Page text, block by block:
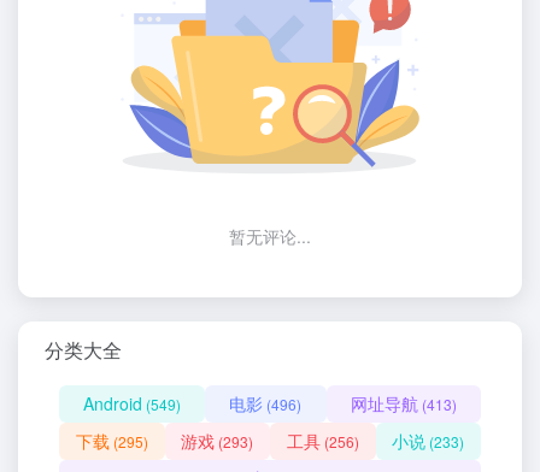
暂无评论...
分类大全
Android (549) 电影 (496) 网址导航 (413)
下载 (295) 游戏 (293) 工具(256) 小说 (233)